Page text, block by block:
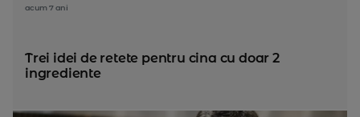
acum 7 ani
Trei idei de retete pentru cina cu doar 2
ingrediente